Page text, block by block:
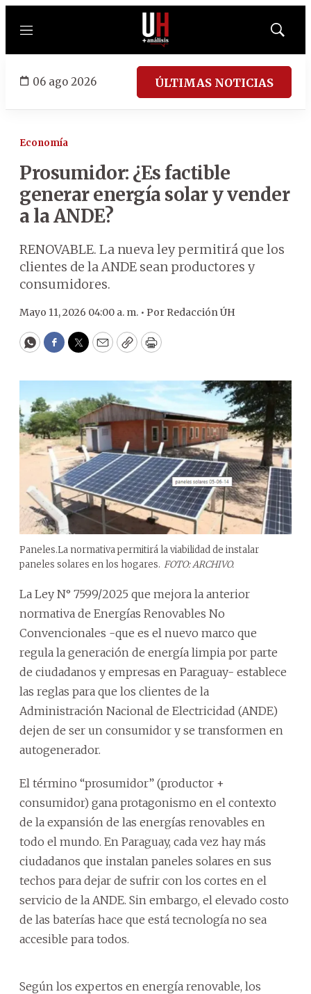
Menú
Mostrar
06 ago 2026 ÚLTIMAS NOTICIAS
Economía
Prosumidor: ¿Es factible
generar energía solar y vender
a la ANDE?
RENOVABLE. La nueva ley permitirá que los
clientes de la ANDE sean productores y
consumidores.
Mayo 11, 2026 04:00 a. m. • Por Redacción ÚH
WhatsApp
Facebook
Twitter
EmailCopyPrint
Paneles.La normativa permitirá la viabilidad de instalar
paneles solares en los hogares. FOTO: ARCHIVO.
La Ley N° 7599/2025 que mejora la anterior
normativa de Energías Renovables No
Convencionales -que es el nuevo marco que
regula la generación de energía limpia por parte
de ciudadanos y empresas en Paraguay- establece
las reglas para que los clientes de la
Administración Nacional de Electricidad (ANDE)
dejen de ser un consumidor y se transformen en
autogenerador.
El término “prosumidor” (productor +
consumidor) gana protagonismo en el contexto
de la expansión de las energías renovables en
todo el mundo. En Paraguay, cada vez hay más
ciudadanos que instalan paneles solares en sus
techos para dejar de sufrir con los cortes en el
servicio de la ANDE. Sin embargo, el elevado costo
de las baterías hace que está tecnología no sea
accesible para todos.
Según los expertos en energía renovable, los